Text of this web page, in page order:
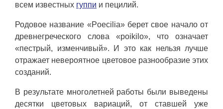
всем известных гуппи и пецилий.
Родовое название «Poecilia» берет свое начало от
древнегреческого слова «poikilo», что означает
«пестрый, изменчивый». И это как нельзя лучше
отражает невероятное цветовое разнообразие этих
созданий.
В результате многолетней работы были выведены
десятки цветовых вариаций, от ставшей уже